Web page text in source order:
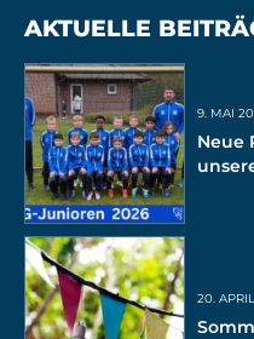
AKTUELLE
9. MAI
Neue
20.